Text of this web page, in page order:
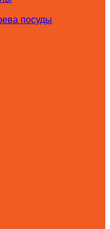
посуды